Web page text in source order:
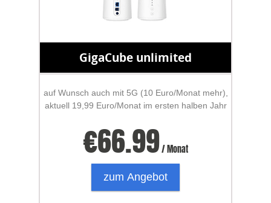
GigaCube unlimited
auf Wunsch auch mit 5G (10 Euro/Monat mehr),
aktuell 19,99 Euro/Monat im ersten halben Jahr
€66.99/ Monat
zum Angebot